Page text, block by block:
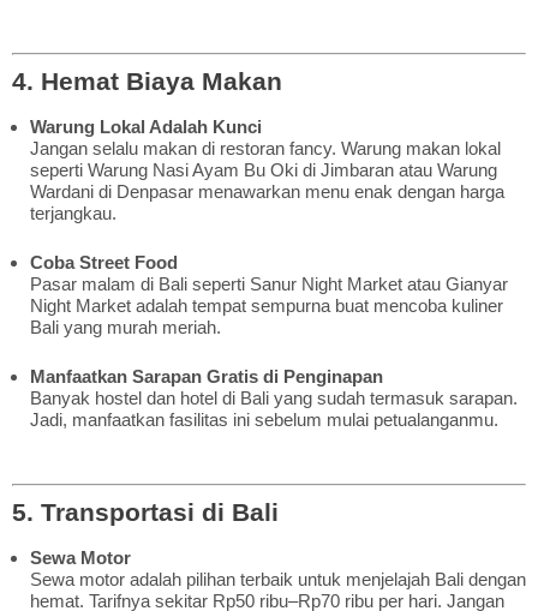
4. Hemat Biaya Makan
Warung Lokal Adalah Kunci
Jangan selalu makan di restoran fancy. Warung makan lokal
seperti Warung Nasi Ayam Bu Oki di Jimbaran atau Warung
Wardani di Denpasar menawarkan menu enak dengan harga
terjangkau.
Coba Street Food
Pasar malam di Bali seperti Sanur Night Market atau Gianyar
Night Market adalah tempat sempurna buat mencoba kuliner
Bali yang murah meriah.
Manfaatkan Sarapan Gratis di Penginapan
Banyak hostel dan hotel di Bali yang sudah termasuk sarapan.
Jadi, manfaatkan fasilitas ini sebelum mulai petualanganmu.
5. Transportasi di Bali
Sewa Motor
Sewa motor adalah pilihan terbaik untuk menjelajah Bali dengan
hemat. Tarifnya sekitar Rp50 ribu–Rp70 ribu per hari. Jangan